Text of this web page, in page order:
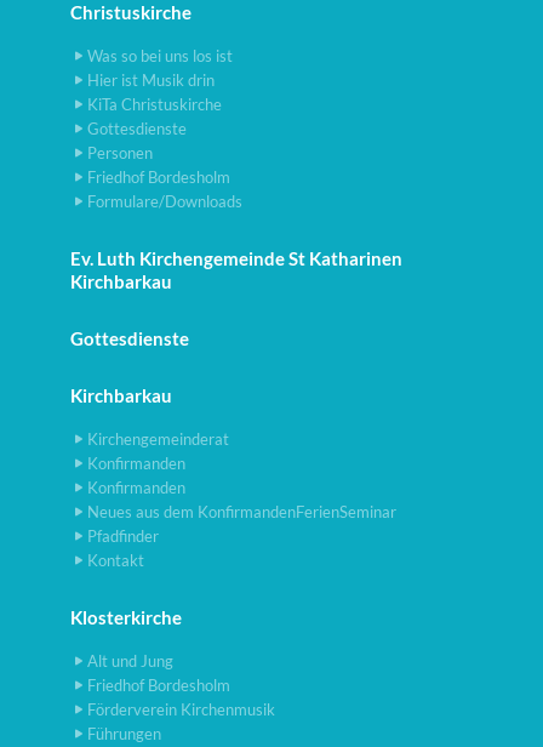
Christuskirche
Was so bei uns los ist
Hier ist Musik drin
KiTa Christuskirche
Gottesdienste
Personen
Friedhof Bordesholm
Formulare/Downloads
Ev. Luth Kirchengemeinde St Katharinen
Kirchbarkau
Gottesdienste
Kirchbarkau
Kirchengemeinderat
Konfirmanden
Konfirmanden
Neues aus dem KonfirmandenFerienSeminar
Pfadfinder
Kontakt
Klosterkirche
Alt und Jung
Friedhof Bordesholm
Förderverein Kirchenmusik
Führungen